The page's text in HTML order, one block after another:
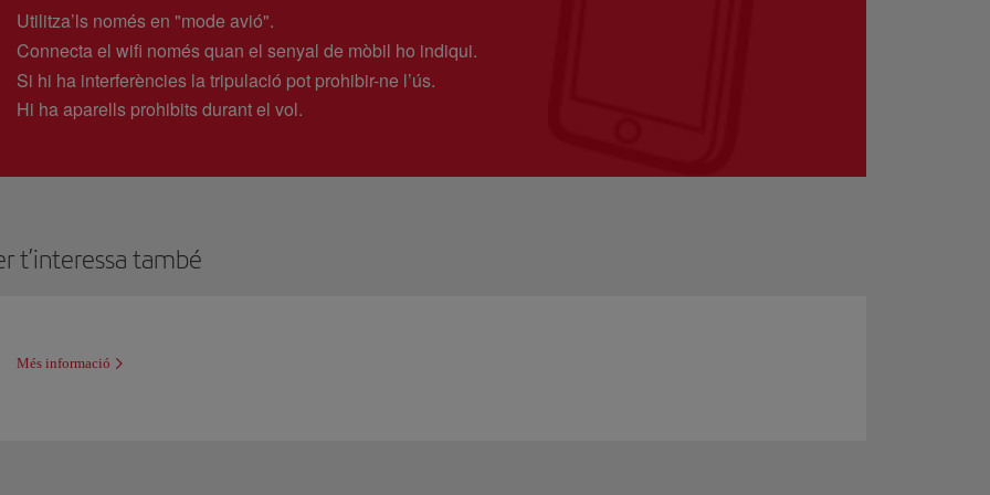
Utilitza’ls només en "mode avió".
Connecta el wifi només quan el senyal de mòbil ho indiqui.
Si hi ha interferències la tripulació pot prohibir-ne l’ús.
Hi ha aparells prohibits durant el vol.
t’interessa també
Més informació